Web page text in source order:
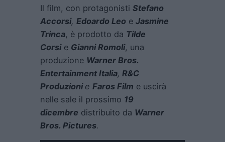
Il film, con protagonisti Stefano
Accorsi, Edoardo Leo e Jasmine
Trinca, è prodotto da Tilde
Corsie Gianni Romoli, una
produzione Warner Bros.
Entertainment Italia, R&C
Produzioni e Faros Film e uscirà
nelle sale il prossimo 19
dicembre distribuito da Warner
Bros. Pictures.